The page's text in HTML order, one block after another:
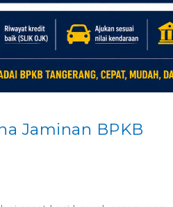
Jaminan BPKB